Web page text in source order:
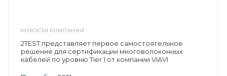
НОВОСТИ КОМПАНИИ
2TEST представляет первое самостоятельное
решение для сертификации многоволоконных
кабелей по уровню Tier 1 от компании VIAVI